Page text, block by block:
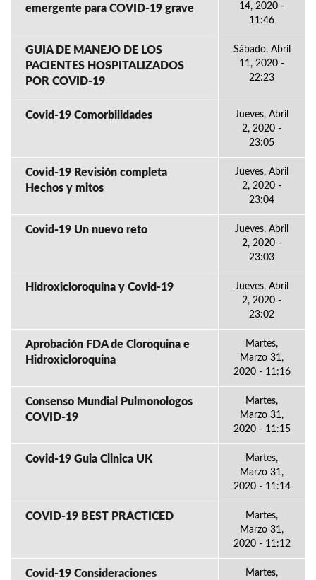
emergente para COVID-19 grave
14, 2020 -
11:46
GUIA DE MANEJO DE LOS
PACIENTES HOSPITALIZADOS
POR COVID-19
Sábado, Abril
11, 2020 -
22:23
Covid-19 Comorbilidades
Jueves, Abril
2, 2020 -
23:05
Covid-19 Revisión completa
Hechos y mitos
Jueves, Abril
2, 2020 -
23:04
Covid-19 Un nuevo reto
Jueves, Abril
2, 2020 -
23:03
Hidroxicloroquina y Covid-19
Jueves, Abril
2, 2020 -
23:02
Aprobación FDA de Cloroquina e
Hidroxicloroquina
Martes,
Marzo 31,
2020 - 11:16
Consenso Mundial Pulmonologos
COVID-19
Martes,
Marzo 31,
2020 - 11:15
Covid-19 Guia Clinica UK
Martes,
Marzo 31,
2020 - 11:14
COVID-19 BEST PRACTICED
Martes,
Marzo 31,
2020 - 11:12
Covid-19 Consideraciones
Martes,